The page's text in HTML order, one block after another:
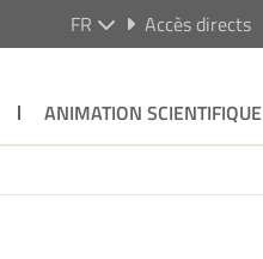
FR Accès directs
ANIMATION SCIENTIFIQUE